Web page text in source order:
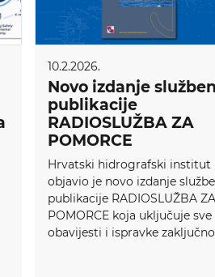
10.2.2026.
Novo izdanje
publikacije
RADIOSLUŽBA ZA
POMORCE
Hrvatski hidrografski institut
objavio je novo izdanje
publikacije RADIOSLUŽBA ZA
POMORCE koja uključuje sve
obavijesti i ispravke